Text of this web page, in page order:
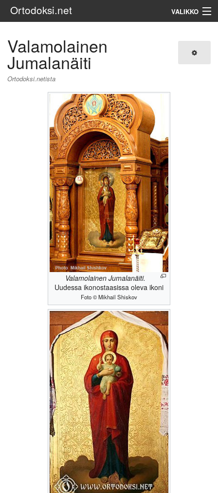
Ortodoksi.net VALIKKO
Valamolainen
Jumalanäiti
Ortodoksi.netista
Valamolainen Jumalanäiti.
Uudessa ikonostaasissa oleva ikoni
Foto © Mikhail Shiskov